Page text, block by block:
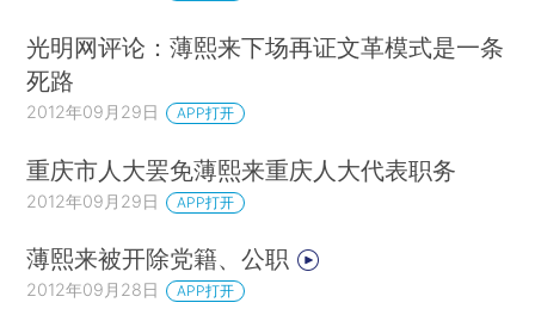
光明网评论：薄熙来下场再证文革模式是一条
死路
2012年09月29日 APP打开
重庆市人大罢免薄熙来重庆人大代表职务
2012年09月29日 APP打开
薄熙来被开除党籍、公职
2012年09月28日 APP打开